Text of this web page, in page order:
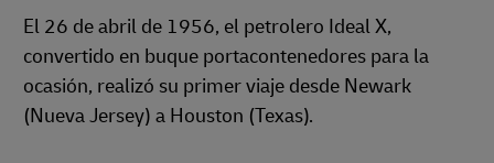
El 26 de abril de 1956, el petrolero Ideal X,
convertido en buque portacontenedores para la
ocasión, realizó su primer viaje desde Newark
(Nueva Jersey) a Houston (Texas).